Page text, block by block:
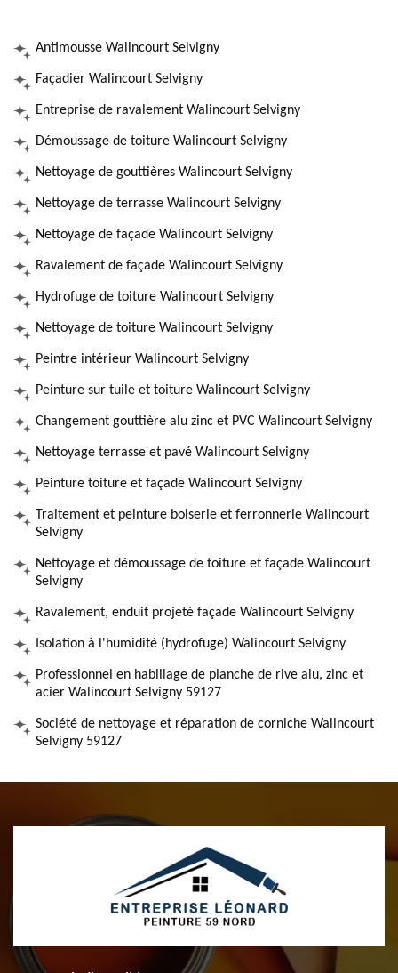
Antimousse Walincourt Selvigny
Façadier Walincourt Selvigny
Entreprise de ravalement Walincourt Selvigny
Démoussage de toiture Walincourt Selvigny
Nettoyage de gouttières Walincourt Selvigny
Nettoyage de terrasse Walincourt Selvigny
Nettoyage de façade Walincourt Selvigny
Ravalement de façade Walincourt Selvigny
Hydrofuge de toiture Walincourt Selvigny
Nettoyage de toiture Walincourt Selvigny
Peintre intérieur Walincourt Selvigny
Peinture sur tuile et toiture Walincourt Selvigny
Changement gouttière alu zinc et PVC Walincourt Selvigny
Nettoyage terrasse et pavé Walincourt Selvigny
Peinture toiture et façade Walincourt Selvigny
Traitement et peinture boiserie et ferronnerie Walincourt
Selvigny
Nettoyage et démoussage de toiture et façade Walincourt
Selvigny
Ravalement, enduit projeté façade Walincourt Selvigny
Isolation à l'humidité (hydrofuge) Walincourt Selvigny
Professionnel en habillage de planche de rive alu, zinc et
acier Walincourt Selvigny 59127
Société de nettoyage et réparation de corniche Walincourt
Selvigny 59127